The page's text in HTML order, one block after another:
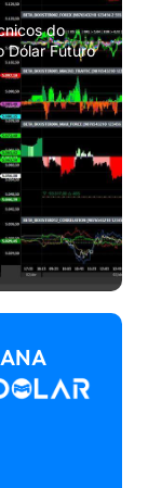
do
Dólar Futuro